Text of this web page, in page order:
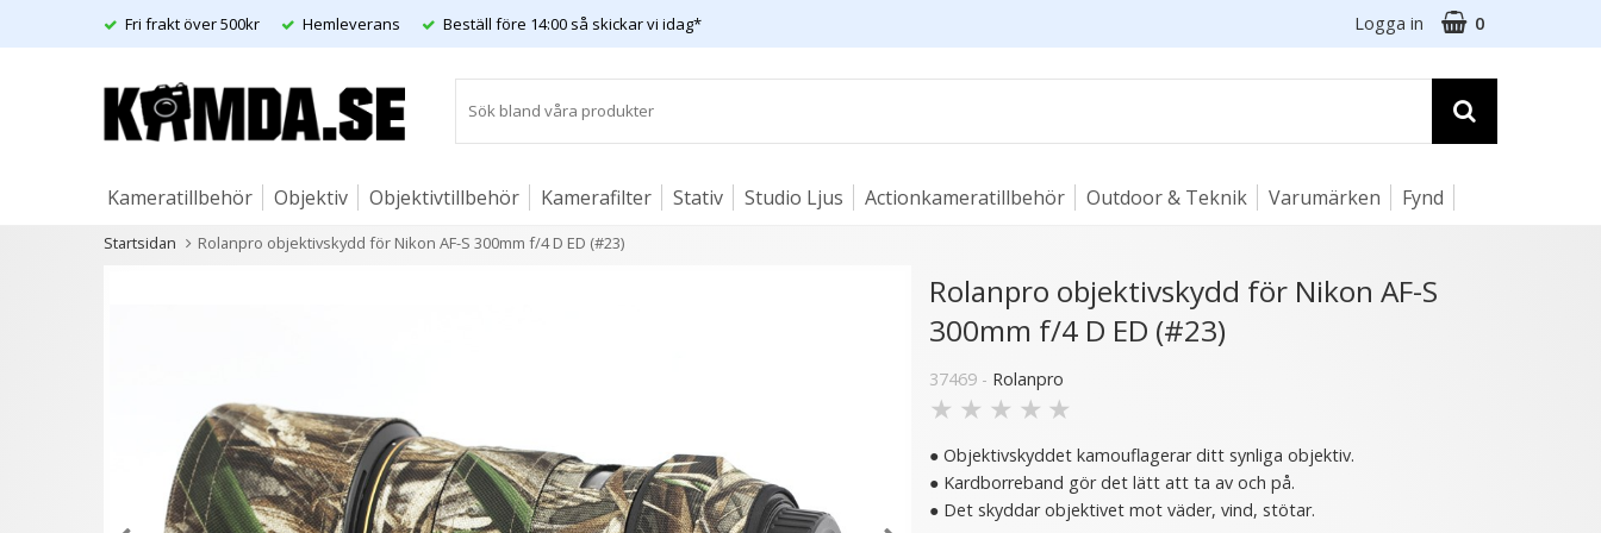
Fri frakt över 500kr Hemleverans Beställ före 14:00 så skickar vi idag* Logga in 0
Kameratillbehör Objektiv Objektivtillbehör Kamerafilter Stativ Studio Ljus Actionkameratillbehör Outdoor & Teknik Varumärken Fynd
Artiklar
Startsidan Rolanpro objektivskydd för Nikon AF-S 300mm f/4 D ED (#23)
15 varianter
Rolanpro objektivskydd för Nikon AF-S
300mm f/4 D ED (#23)
37469 - Rolanpro
★ ★ ★ ★ ★
● Objektivskyddet kamouflagerar ditt synliga objektiv.
● Kardborreband gör det lätt att ta av och på.
● Det skyddar objektivet mot väder, vind, stötar.